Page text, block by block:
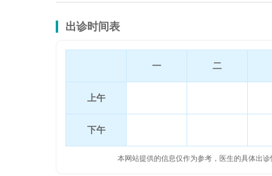
出诊时间表
一 二
上午
下午
本网站提供的信息仅作为参考，医生的具体出